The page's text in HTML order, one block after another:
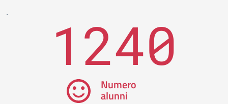
. 1240
Numero
alunni